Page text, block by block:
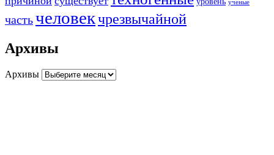
ученые
частьчеловекчрезвычайной
Архивы
Архивы